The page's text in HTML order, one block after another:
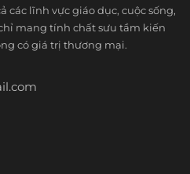
các lĩnh vực giáo dục, cuộc sống,
mang tính chất sưu tầm kiến
có giá trị thương mại.